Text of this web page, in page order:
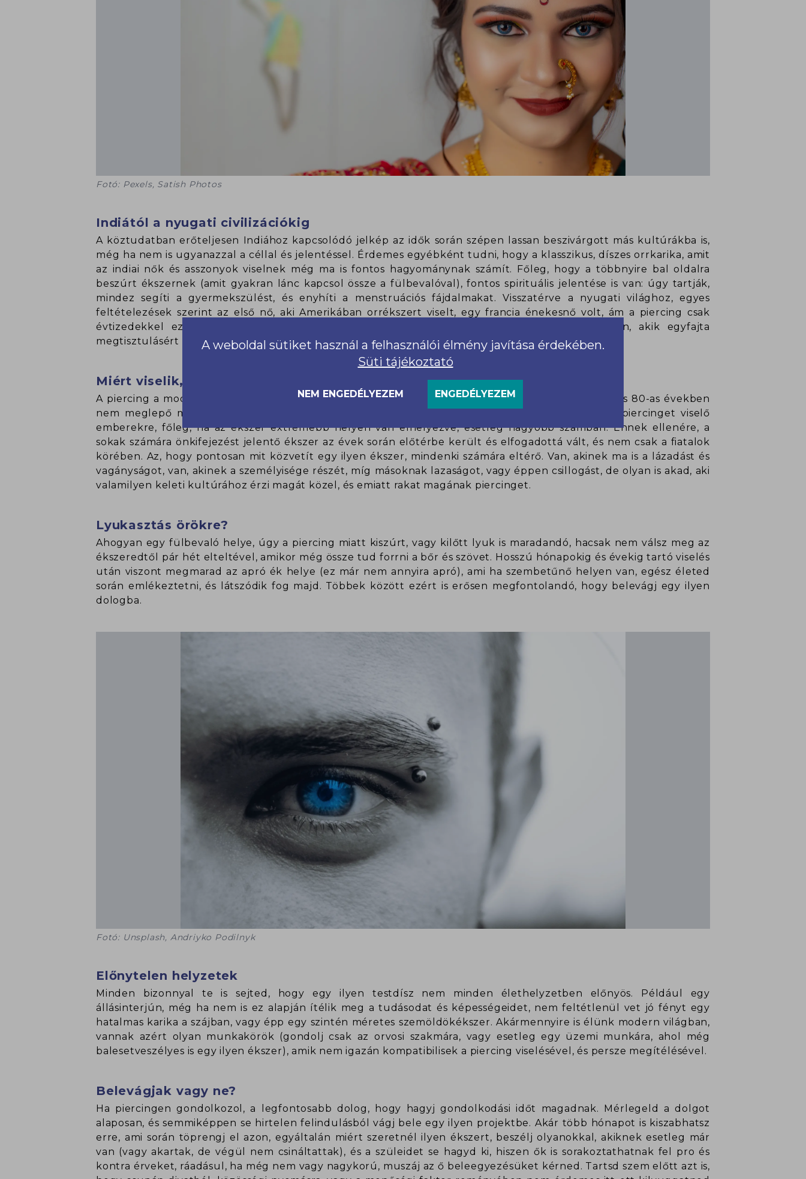
Fotó: Pexels, Satish Photos
Indiától a nyugati civilizációkig
A köztudatban erőteljesen Indiához kapcsolódó jelkép az idők során szépen lassan beszivárgott más kultúrákba is,
még ha nem is ugyanazzal a céllal és jelentéssel. Érdemes egyébként tudni, hogy a klasszikus, díszes orrkarika, amit
az indiai nők és asszonyok viselnek még ma is fontos hagyománynak számít. Főleg, hogy a többnyire bal oldalra
beszúrt ékszernek (amit gyakran lánc kapcsol össze a fülbevalóval), fontos spirituális jelentése is van: úgy tartják,
mindez segíti a gyermekszülést, és enyhíti a menstruációs fájdalmakat. Visszatérve a nyugati világhoz, egyes
feltételezések szerint az első nő, aki Amerikában orrékszert viselt, egy francia énekesnő volt, ám a piercing csak
évtizedekkel ezután, a 60-as években terjed el szélesebb körben a hippiknek köszönhetően, akik egyfajta
megtisztulásért látogattak el Indiába, és jelképként vitték haza magukkal a piercingviselést.
Miért viselik, és mit közvetít?
A piercing a modern időkben inkább divat, mint vallási vagy spirituális meggyőződés, bár a 70-es és 80-as években
nem meglepő módon a lázadást jelképezte. A közvélemény persze ma is gyakran tekint így a piercinget viselő
emberekre, főleg, ha az ékszer extrémebb helyen van elhelyezve, esetleg nagyobb számban. Ennek ellenére, a
sokak számára önkifejezést jelentő ékszer az évek során előtérbe került és elfogadottá vált, és nem csak a fiatalok
körében. Az, hogy pontosan mit közvetít egy ilyen ékszer, mindenki számára eltérő. Van, akinek ma is a lázadást és
vagányságot, van, akinek a személyisége részét, míg másoknak lazaságot, vagy éppen csillogást, de olyan is akad, aki
valamilyen keleti kultúrához érzi magát közel, és emiatt rakat magának piercinget.
Lyukasztás örökre?
Ahogyan egy fülbevaló helye, úgy a piercing miatt kiszúrt, vagy kilőtt lyuk is maradandó, hacsak nem válsz meg az
ékszeredtől pár hét elteltével, amikor még össze tud forrni a bőr és szövet. Hosszú hónapokig és évekig tartó viselés
után viszont megmarad az apró ék helye (ez már nem annyira apró), ami ha szembetűnő helyen van, egész életed
során emlékeztetni, és látszódik fog majd. Többek között ezért is erősen megfontolandó, hogy belevágj egy ilyen
dologba.
Fotó: Unsplash, Andriyko Podilnyk
Előnytelen helyzetek
Minden bizonnyal te is sejted, hogy egy ilyen testdísz nem minden élethelyzetben előnyös. Például egy
állásinterjún, még ha nem is ez alapján ítélik meg a tudásodat és képességeidet, nem feltétlenül vet jó fényt egy
hatalmas karika a szájban, vagy épp egy szintén méretes szemöldökékszer. Akármennyire is élünk modern világban,
vannak azért olyan munkakörök (gondolj csak az orvosi szakmára, vagy esetleg egy üzemi munkára, ahol még
balesetveszélyes is egy ilyen ékszer), amik nem igazán kompatibilisek a piercing viselésével, és persze megítélésével.
Belevágjak vagy ne?
Ha piercingen gondolkozol, a legfontosabb dolog, hogy hagyj gondolkodási időt magadnak. Mérlegeld a dolgot
alaposan, és semmiképpen se hirtelen felindulásból vágj bele egy ilyen projektbe. Akár több hónapot is kiszabhatsz
erre, ami során töprengj el azon, egyáltalán miért szeretnél ilyen ékszert, beszélj olyanokkal, akiknek esetleg már
van (vagy akartak, de végül nem csináltattak), és a szüleidet se hagyd ki, hiszen ők is sorakoztathatnak fel pro és
kontra érveket, ráadásul, ha még nem vagy nagykorú, muszáj az ő beleegyezésüket kérned. Tartsd szem előtt azt is,
A weboldal sütiket használ a felhasználói élmény javítása érdekében.
Süti tájékoztató
NEM ENGEDÉLYEZEM ENGEDÉLYEZEM